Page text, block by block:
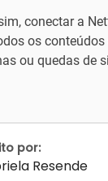
conectar a
os
ou quedas de
por:
Resende